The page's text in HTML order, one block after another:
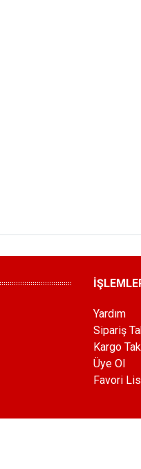
Yardım
Sipariş
Kargo
Üye Ol
Favori